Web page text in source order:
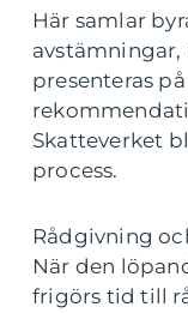
Här samlar
presenteras
Skatteverket
process.
Rådgivning
När den
frigörs tid till